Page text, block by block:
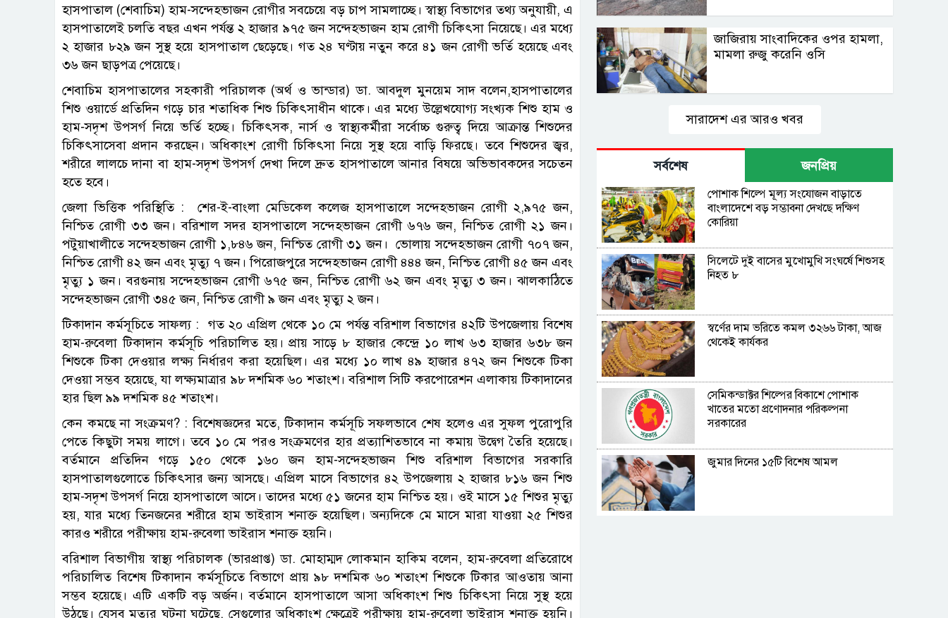
হাসপাতাল (শেবাচিম) হাম-সন্দেহভাজন রোগীর সবচেয়ে বড় চাপ সামলাচ্ছে। স্বাস্থ্য বিভাগের তথ্য অনুযায়ী, এ
হাসপাতালেই চলতি বছর এখন পর্যন্ত ২ হাজার ৯৭৫ জন সন্দেহভাজন হাম রোগী চিকিৎসা নিয়েছে। এর মধ্যে
২ হাজার ৮২৯ জন সুস্থ হয়ে হাসপাতাল ছেড়েছে। গত ২৪ ঘণ্টায় নতুন করে ৪১ জন রোগী ভর্তি হয়েছে এবং
৩৬ জন ছাড়পত্র পেয়েছে।
শেবাচিম হাসপাতালের সহকারী পরিচালক (অর্থ ও ভান্ডার) ডা. আবদুল মুনয়েম সাদ বলেন,হাসপাতালের
শিশু ওয়ার্ডে প্রতিদিন গড়ে চার শতাধিক শিশু চিকিৎসাধীন থাকে। এর মধ্যে উল্লেখযোগ্য সংখ্যক শিশু হাম ও
হাম-সদৃশ উপসর্গ নিয়ে ভর্তি হচ্ছে। চিকিৎসক, নার্স ও স্বাস্থ্যকর্মীরা সর্বোচ্চ গুরুত্ব দিয়ে আক্রান্ত শিশুদের
চিকিৎসাসেবা প্রদান করছেন। অধিকাংশ রোগী চিকিৎসা নিয়ে সুস্থ হয়ে বাড়ি ফিরছে। তবে শিশুদের জ্বর,
শরীরে লালচে দানা বা হাম-সদৃশ উপসর্গ দেখা দিলে দ্রুত হাসপাতালে আনার বিষয়ে অভিভাবকদের সচেতন
হতে হবে।
জেলা ভিত্তিক পরিস্থিতি : শের-ই-বাংলা মেডিকেল কলেজ হাসপাতালে সন্দেহভাজন রোগী ২,৯৭৫ জন,
নিশ্চিত রোগী ৩৩ জন। বরিশাল সদর হাসপাতালে সন্দেহভাজন রোগী ৬৭৬ জন, নিশ্চিত রোগী ২১ জন।
পটুয়াখালীতে সন্দেহভাজন রোগী ১,৮৪৬ জন, নিশ্চিত রোগী ৩১ জন। ভোলায় সন্দেহভাজন রোগী ৭০৭ জন,
নিশ্চিত রোগী ৪২ জন এবং মৃত্যু ৭ জন। পিরোজপুরে সন্দেহভাজন রোগী ৪৪৪ জন, নিশ্চিত রোগী ৪৫ জন এবং
মৃত্যু ১ জন। বরগুনায় সন্দেহভাজন রোগী ৬৭৫ জন, নিশ্চিত রোগী ৬২ জন এবং মৃত্যু ৩ জন। ঝালকাঠিতে
সন্দেহভাজন রোগী ৩৪৫ জন, নিশ্চিত রোগী ৯ জন এবং মৃত্যু ২ জন।
টিকাদান কর্মসূচিতে সাফল্য : গত ২০ এপ্রিল থেকে ১০ মে পর্যন্ত বরিশাল বিভাগের ৪২টি উপজেলায় বিশেষ
হাম-রুবেলা টিকাদান কর্মসূচি পরিচালিত হয়। প্রায় সাড়ে ৮ হাজার কেন্দ্রে ১০ লাখ ৬৩ হাজার ৬৩৮ জন
শিশুকে টিকা দেওয়ার লক্ষ্য নির্ধারণ করা হয়েছিল। এর মধ্যে ১০ লাখ ৪৯ হাজার ৪৭২ জন শিশুকে টিকা
দেওয়া সম্ভব হয়েছে, যা লক্ষ্যমাত্রার ৯৮ দশমিক ৬০ শতাংশ। বরিশাল সিটি করপোরেশন এলাকায় টিকাদানের
হার ছিল ৯৯ দশমিক ৪৫ শতাংশ।
কেন কমছে না সংক্রমণ? : বিশেষজ্ঞদের মতে, টিকাদান কর্মসূচি সফলভাবে শেষ হলেও এর সুফল পুরোপুরি
পেতে কিছুটা সময় লাগে। তবে ১০ মে পরও সংক্রমণের হার প্রত্যাশিতভাবে না কমায় উদ্বেগ তৈরি হয়েছে।
বর্তমানে প্রতিদিন গড়ে ১৫০ থেকে ১৬০ জন হাম-সন্দেহভাজন শিশু বরিশাল বিভাগের সরকারি
হাসপাতালগুলোতে চিকিৎসার জন্য আসছে। এপ্রিল মাসে বিভাগের ৪২ উপজেলায় ২ হাজার ৮১৬ জন শিশু
হাম-সদৃশ উপসর্গ নিয়ে হাসপাতালে আসে। তাদের মধ্যে ৫১ জনের হাম নিশ্চিত হয়। ওই মাসে ১৫ শিশুর মৃত্যু
হয়, যার মধ্যে তিনজনের শরীরে হাম ভাইরাস শনাক্ত হয়েছিল। অন্যদিকে মে মাসে মারা যাওয়া ২৫ শিশুর
কারও শরীরে পরীক্ষায় হাম-রুবেলা ভাইরাস শনাক্ত হয়নি।
বরিশাল বিভাগীয় স্বাস্থ্য পরিচালক (ভারপ্রাপ্ত) ডা. মোহাম্মদ লোকমান হাকিম বলেন, হাম-রুবেলা প্রতিরোধে
পরিচালিত বিশেষ টিকাদান কর্মসূচিতে বিভাগে প্রায় ৯৮ দশমিক ৬০ শতাংশ শিশুকে টিকার আওতায় আনা
সম্ভব হয়েছে। এটি একটি বড় অর্জন। বর্তমানে হাসপাতালে আসা অধিকাংশ শিশু চিকিৎসা নিয়ে সুস্থ হয়ে
উঠছে। যেসব মৃত্যুর ঘটনা ঘটেছে, সেগুলোর অধিকাংশ ক্ষেত্রেই পরীক্ষায় হাম-রুবেলা ভাইরাস শনাক্ত হয়নি।
জাজিরায় সাংবাদিকের ওপর হামলা,
মামলা রুজু করেনি ওসি
সারাদেশ এর আরও খবর
সর্বশেষ জনপ্রিয়
পোশাক শিল্পে মূল্য সংযোজন বাড়াতে
বাংলাদেশে বড় সম্ভাবনা দেখছে দক্ষিণ
কোরিয়া
সিলেটে দুই বাসের মুখোমুখি সংঘর্ষে শিশুসহ
নিহত ৮
স্বর্ণের দাম ভরিতে কমল ৩২৬৬ টাকা, আজ
থেকেই কার্যকর
সেমিকন্ডাক্টর শিল্পের বিকাশে পোশাক
খাতের মতো প্রণোদনার পরিকল্পনা
সরকারের
জুমার দিনের ১৫টি বিশেষ আমল